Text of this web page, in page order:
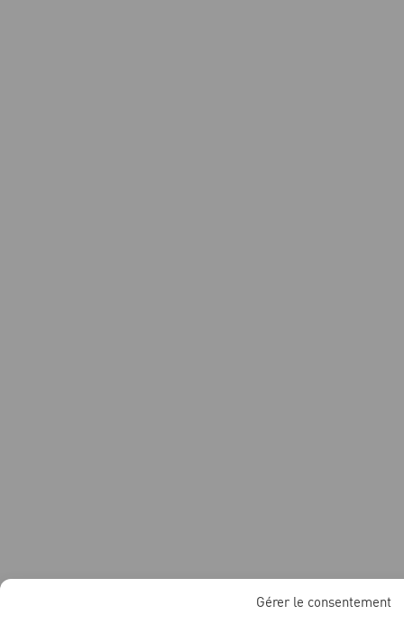
Gérer le consentement